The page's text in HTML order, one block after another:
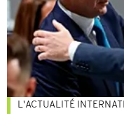
L'ACTUALITÉ